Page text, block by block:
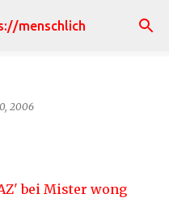
menschlich
2006
bei Mister wong